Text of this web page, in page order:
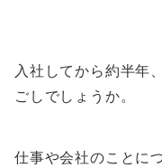
入社してから約半年
ごしでしょうか。
仕事や会社のことに